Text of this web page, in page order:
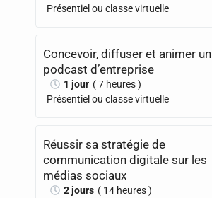
Présentiel ou classe virtuelle
Concevoir, diffuser et animer un
podcast d’entreprise
1 jour ( 7 heures )
Présentiel ou classe virtuelle
Réussir sa stratégie de
communication digitale sur les
médias sociaux
2 jours ( 14 heures )